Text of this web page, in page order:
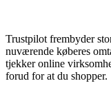
Trustpilot frembyder
nuværende køberes
tjekker online
forud for at du shopper.